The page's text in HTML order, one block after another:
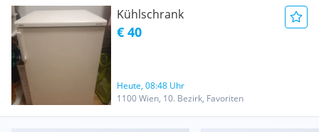
Kühlschrank
€ 40
Heute, 08:48 Uhr
1100 Wien, 10. Bezirk, Favoriten